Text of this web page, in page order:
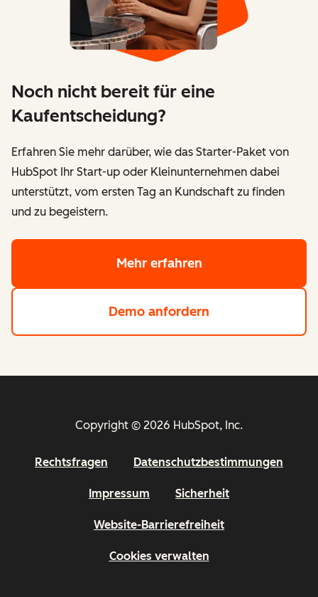
Noch nicht bereit für eine
Kaufentscheidung?
Erfahren Sie mehr darüber, wie das Starter-Paket von
HubSpot Ihr Start-up oder Kleinunternehmen dabei
unterstützt, vom ersten Tag an Kundschaft zu finden
und zu begeistern.
Mehr erfahren
Demo anfordern
Copyright © 2026 HubSpot, Inc.
Rechtsfragen Datenschutzbestimmungen
Impressum Sicherheit
Website-Barrierefreiheit
Cookies verwalten